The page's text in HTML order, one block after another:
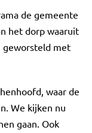
de gemeente
het dorp waaruit
geworsteld met
waar de
We kijken nu
gaan. Ook